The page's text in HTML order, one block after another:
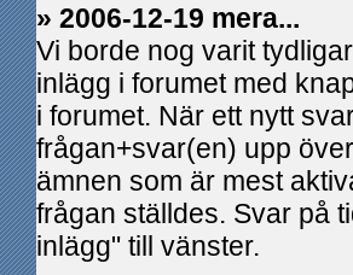
» 2006-12-19 mera...
Vi borde nog varit
inlägg i forumet med
i forumet. När ett nytt
frågan+svar(en) upp
ämnen som är mest
frågan ställdes. Svar på
inlägg" till vänster.